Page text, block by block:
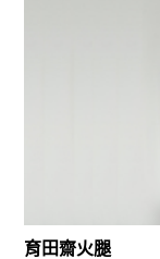
育田齋火腿